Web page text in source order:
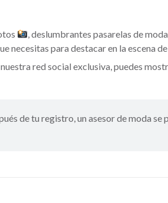
, deslumbrantes pasarelas de moda
necesitas para destacar en la escena
red social exclusiva, puedes
de tu registro, un asesor de moda se